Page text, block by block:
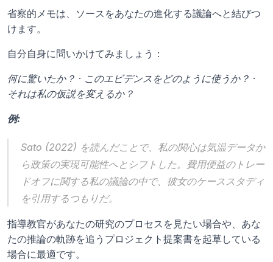
省察的メモは、ソースをあなたの進化する議論へと結びつ
けます。
自分自身に問いかけてみましょう：
何に驚いたか？ · このエビデンスをどのように使うか？
それは私の仮説を変えるか？
例:
Sato (2022) を読んだことで、私の関心は気温データか
ら政策の実現可能性へとシフトした。費用便益のトレー
ドオフに関する私の議論の中で、彼女のケーススタディ
を引用するつもりだ。
指導教官があなたの研究のプロセスを見たい場合や、あな
たの推論の軌跡を追うプロジェクト提案書を起草している
場合に最適です。